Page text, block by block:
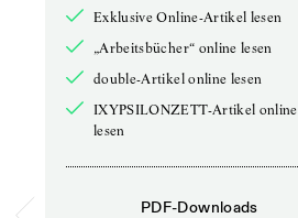
Exklusive Online-Artikel lesen
„Arbeitsbücher“ online lesen
double-Artikel online lesen
IXYPSILONZETT-Artikel online
lesen
PDF-Downloads